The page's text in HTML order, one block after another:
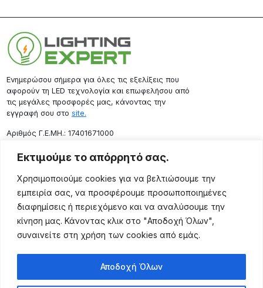
Εκτιμούμε το απόρρητό σας.
Χρησιμοποιούμε cookies για να βελτιώσουμε την
εμπειρία σας, να προσφέρουμε προσωποποιημένες
διαφημίσεις ή περιεχόμενο και να αναλύσουμε την
κίνηση μας. Κάνοντας κλικ στο "Αποδοχή Όλων",
συναινείτε στη χρήση των cookies από εμάς.
Αποδοχή Όλων
Ενημερώσου σήμερα για όλες τις εξελίξεις που
αφορούν τη LED τεχνολογία και επωφελήσου από
τις μεγάλες προσφορές μας, κάνοντας την
εγγραφή σου στο site.
Aριθμός Γ.Ε.ΜΗ.: 17401671000
Επικοινωνία
Ρόδου 133, Αθήνα 10443
(+30) 211 725 5427
sales@lightingexpert.gr
Χρήσιμες Σελίδες